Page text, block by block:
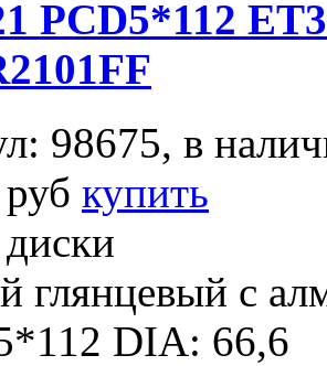
PCD5*112
98675, в
руб купить
глянцевый с
DIA: 66,6